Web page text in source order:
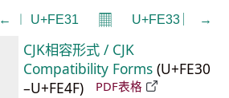
← ︱ U+FE31 𝄜 U+FE33 ︳ →
CJK相容形式 / CJK
Compatibility Forms (U+FE30
–U+FE4F)
PDF表格